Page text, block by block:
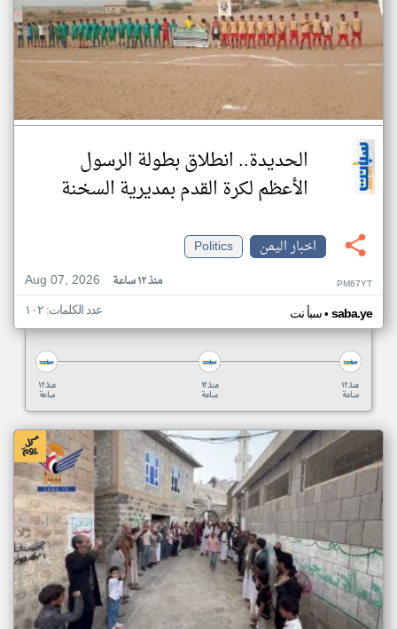
الحديدة.. انطلاق بطولة الرسول
الأعظم لكرة القدم بمديرية السخنة
اخبار اليمن
Politics
Aug 07, 2026
منذ ١٢ ساعة PM67YT
سبأ نت• saba.ye عدد الكلمات: ١٠٢
منذ ١٢
ساعة
منذ ١٢
ساعة
منذ ١٢
ساعة